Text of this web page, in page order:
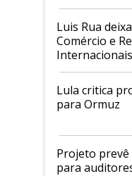
Luis Rua
Comércio e
Lula critica
para Ormuz
Projeto
para